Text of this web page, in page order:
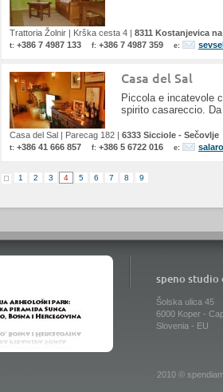
Trattoria Žolnir Krška cesta 4 8311 Kostanjevica
t: +386 7 4987 133 f: +386 7 4987 359 e:
Casa del Sal
Piccola e incatevole
spirito casareccio.
Casa del Sal Parecag 182 6333 Sicciole - Sečovlje
t: +386 41 666 857 f: +386 5 6722 016 e:
1 2 3 4 5 6 7 8 9
speno studio
Šolska ulica 45
6000 Koper -
Slovenia - EU
2010 ©